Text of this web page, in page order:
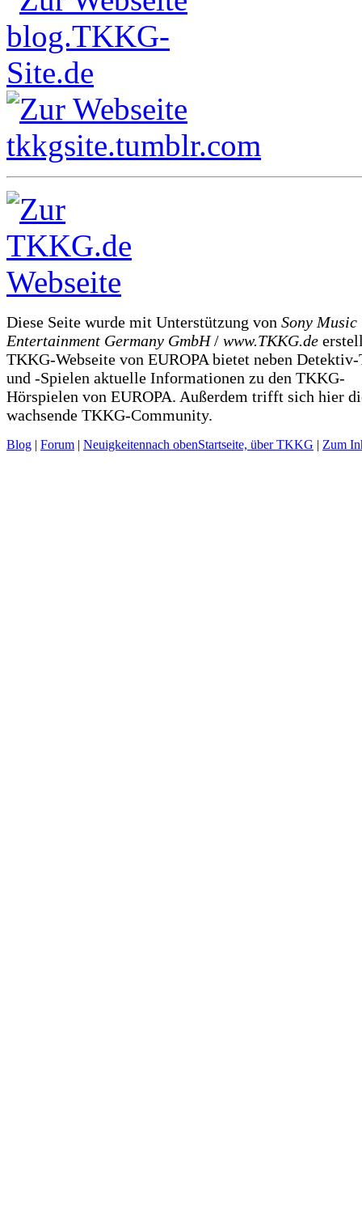
Diese Seite wurde mit Unterstützung von Sony Music
Entertainment Germany GmbH/ www.TKKG.de
TKKG-Webseite von EUROPA bietet neben
und -Spielen aktuelle Informationen zu den TKKG-
Hörspielen von EUROPA. Außerdem trifft sich hier
wachsende TKKG-Community.
Blog | Forum | Neuigkeitennach obenStartseite, über TKKG | Zum